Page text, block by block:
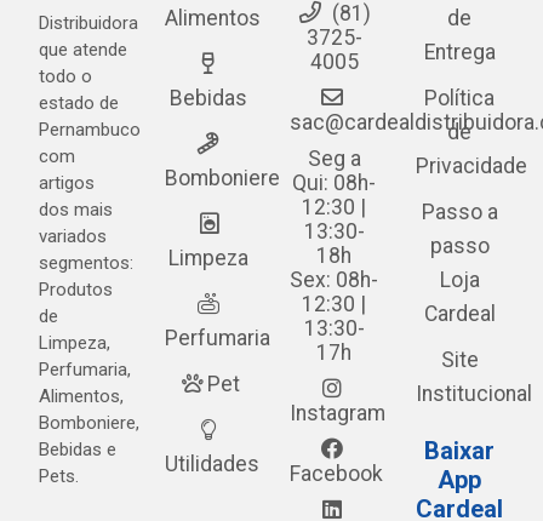
Distribuidora
que atende
todo o
estado de
Pernambuco
com
artigos
dos mais
variados
segmentos:
Produtos
de
Limpeza,
Perfumaria,
Alimentos,
Bomboniere,
Bebidas e
Pets.
Alimentos
Bebidas
Bomboniere
Limpeza
Perfumaria
Pet
Utilidades
(81)
3725-
4005
Seg a
Qui: 08h-
12:30 |
13:30-
18h
Sex: 08h-
12:30 |
13:30-
17h
Instagram
Facebook
de
Entrega
Política
de
Privacidade
Passo a
passo
Loja
Cardeal
Site
Institucional
Baixar
App
Cardeal